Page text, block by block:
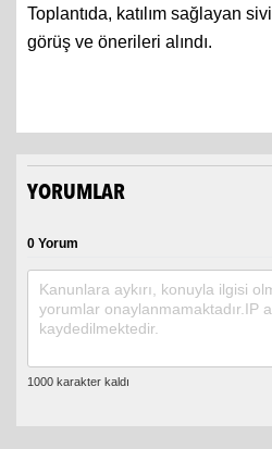
Toplantıda, katılım sağlayan
görüş ve önerileri alındı.
YORUMLAR
0 Yorum